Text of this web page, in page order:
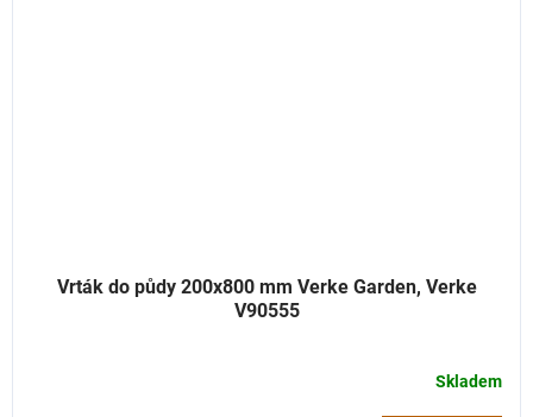
Vrták do půdy 200x800 mm Verke Garden, Verke
V90555
Skladem